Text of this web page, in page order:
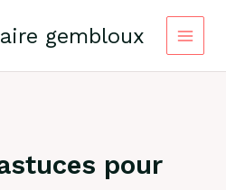
gembloux
pour